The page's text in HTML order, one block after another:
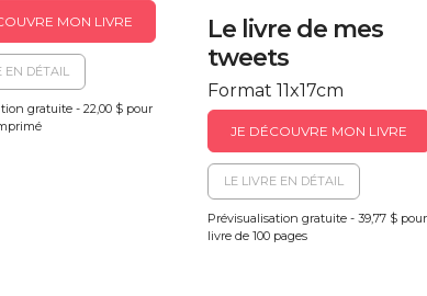
MON LIVRE
EN DÉTAIL
gratuite - 22,00 $ pour
Le livre de mes
tweets
Format 11x17cm
JE DÉCOUVRE MON LIVRE
LE LIVRE EN DÉTAIL
Prévisualisation gratuite - 39,77 $
livre de 100 pages